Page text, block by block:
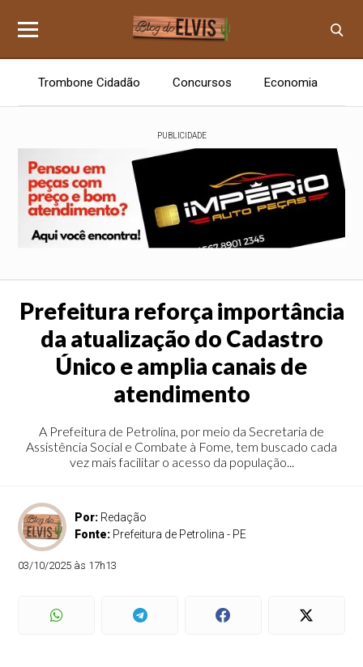
Trombone Cidadão Concursos Economia
PUBLICIDADE
Prefeitura reforça importância
da atualização do Cadastro
Único e amplia canais de
atendimento
A Prefeitura de Petrolina, por meio da Secretaria de
Assistência Social e Combate à Fome, tem buscado cada
vez mais facilitar o acesso da população...
Por: Redação
Fonte: Prefeitura de Petrolina - PE
03/10/2025 às 17h13